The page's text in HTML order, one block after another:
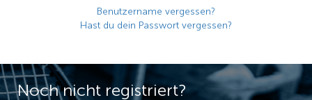
Noch nicht registriert?
Benutzername vergessen?
Hast du dein Passwort vergessen?